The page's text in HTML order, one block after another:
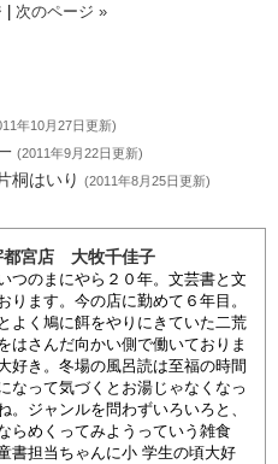
次のページ »
年10月27日更新)
(2011年9月22日更新)
桐はいり (2011年8月25日更新)
都宮店 大牧千佳子
つのまにやら２０年。文芸書と文
ります。今の店に勤めて６年目。
よく鳩に餌をやりにきていた二荒
はさんだ向かい側で働いておりま
好き。冬場の風呂読は至福の時間
なって気づくとお湯じゃなくなっ
。ジャンルを問わずいろいろと、
らめくってみようっていう雑食
書担当ちゃんに小 学生の頃大好